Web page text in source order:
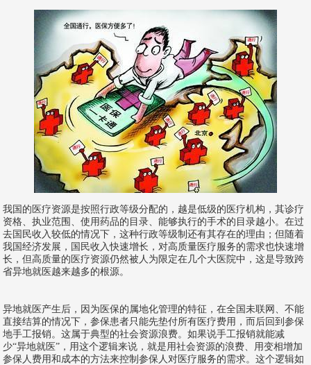
我国的医疗资源是按照行政等级分配的，越是低级的医疗机构，其诊疗
资格、执业范围、使用药品的目录、能够执行的手术的目录越小。在过
去国民收入较低的情况下，这种行政等级制还有其存在的理由；但随着
我国经济发展，国民收入快速增长，对高质量医疗服务的需求也快速增
长，但高质量的医疗资源仍然被人为限定在几个大医院中，这是导致跨
省异地就医越来越多的根源。
异地就医产生后，因为医保的属地化管理的特征，在全国未联网、不能
直接结算的情况下，参保患者只能先垫付所有医疗费用，而后回到参保
地手工报销。这属于典型的社会资源浪费。如果说手工报销就能减
少“异地就医”，用这个逻辑来说，就是用社会资源的浪费、用变相增加
参保人费用和成本的方法来控制参保人对医疗服务的需求。这个逻辑如